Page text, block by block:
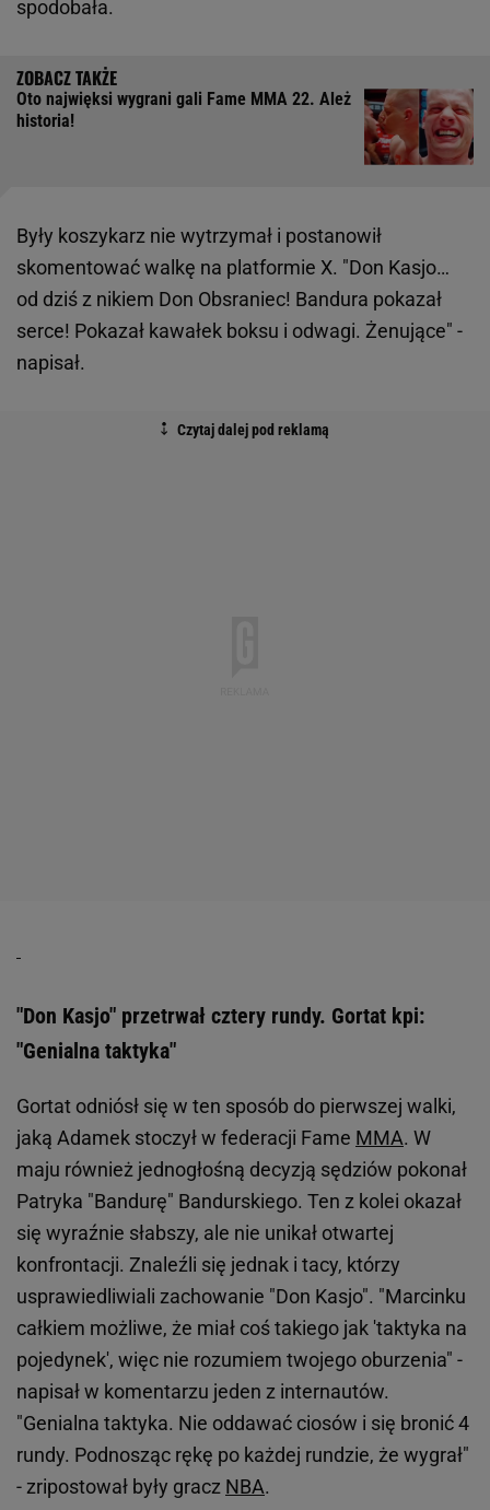
spodobała.
Oto najwięksi wygrani gali Fame MMA 22. Ależ
historia!
Były koszykarz nie wytrzymał i postanowił
skomentować walkę na platformie X. "Don Kasjo…
od dziś z nikiem Don Obsraniec! Bandura pokazał
serce! Pokazał kawałek boksu i odwagi. Żenujące" -
napisał.
"Don Kasjo" przetrwał cztery rundy. Gortat kpi:
"Genialna taktyka"
Gortat odniósł się w ten sposób do pierwszej walki,
jaką Adamek stoczył w federacji Fame MMA. W
maju również jednogłośną decyzją sędziów pokonał
Patryka "Bandurę" Bandurskiego. Ten z kolei okazał
się wyraźnie słabszy, ale nie unikał otwartej
konfrontacji. Znaleźli się jednak i tacy, którzy
usprawiedliwiali zachowanie "Don Kasjo". "Marcinku
całkiem możliwe, że miał coś takiego jak 'taktyka na
pojedynek', więc nie rozumiem twojego oburzenia" -
napisał w komentarzu jeden z internautów.
"Genialna taktyka. Nie oddawać ciosów i się bronić 4
rundy. Podnosząc rękę po każdej rundzie, że wygrał"
- zripostował były gracz NBA.